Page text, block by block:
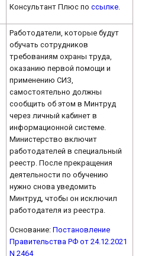
Консультант Плюс поссылке.
Работодатели, которые будут
обучать сотрудников
требованиям охраны труда,
оказанию первой помощи и
применению СИЗ,
самостоятельно должны
сообщить об этом в Минтруд
через личный кабинет в
информационной системе.
Министерство включит
работодателей в специальный
реестр. После прекращения
деятельности по обучению
нужно снова уведомить
Минтруд, чтобы он исключил
работодателя из реестра.
Основание:Постановление
Правительства РФ от 24.12.2021
N 2464